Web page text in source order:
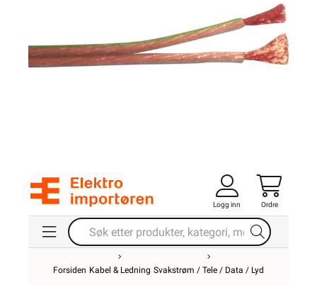
Logg inn Ordre
Forsiden Kabel & Ledning Svakstrøm / Tele / Data / Lyd